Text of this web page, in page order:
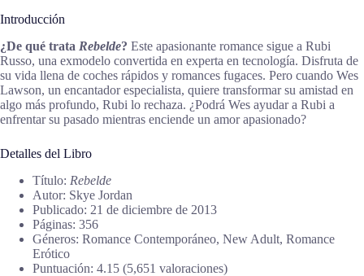
Introducción
¿De qué trata Rebelde? Este apasionante romance sigue a Rubi
Russo, una exmodelo convertida en experta en tecnología. Disfruta de
su vida llena de coches rápidos y romances fugaces. Pero cuando Wes
Lawson, un encantador especialista, quiere transformar su amistad en
algo más profundo, Rubi lo rechaza. ¿Podrá Wes ayudar a Rubi a
enfrentar su pasado mientras enciende un amor apasionado?
Detalles del Libro
Título: Rebelde
Autor: Skye Jordan
Publicado: 21 de diciembre de 2013
Páginas: 356
Géneros: Romance Contemporáneo, New Adult, Romance
Erótico
Puntuación: 4.15 (5,651 valoraciones)